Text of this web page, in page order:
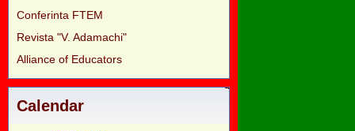
Conferinta FTEM
Revista "V. Adamachi"
Alliance of Educators
Calendar